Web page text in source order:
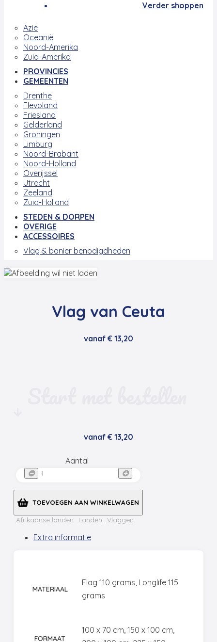
Verder shoppen
Azië
Oceanië
Noord-Amerika
Zuid-Amerika
PROVINCIES
GEMEENTEN
Drenthe
Flevoland
Friesland
Gelderland
Groningen
Limburg
Noord-Brabant
Noord-Holland
Overijssel
Utrecht
Zeeland
Zuid-Holland
STEDEN & DORPEN
OVERIGE
ACCESSOIRES
Vlag & banier benodigdheden
Vlag van Ceuta
vanaf € 13,20
vanaf € 13,20
Aantal
TOEVOEGEN AAN WINKELWAGEN
Afrikaanse landen Landen Vlaggen
Extra informatie
MATERIAAL
Flag 110 grams, Longlife 115
grams
FORMAAT
100 x 70 cm, 150 x 100 cm,